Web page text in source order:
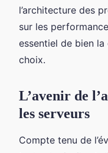
l’architecture des
sur les
essentiel de bien
choix.
L’avenir de
les serveurs
Compte tenu de